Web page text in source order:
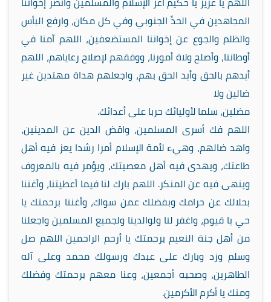
المجاهدين في الحدِّ الجنوبي وفي كل مكان، وارفع البأس
والظلم والجوع عن إخواننا المستضعفين، اللهم آمنا في
أوطاننا، وأصلح ولاة أمورنا، ووفقهم لإصلاح رعاياهم، اللهم
أيدهم بالحق وأيد الحق بهم، واجعلهم هداة مهتدين غير
ضالين ولا
مضلين، سلما لأوليائك حربا على أعدائك.
اللهم فك أسرى المسلمين، واقض الدين عن المدينين،
واهد ضالهم، وهيء لأمة الإسلام أمرا رشدا يعز فيه أهل
طاعتك، ويهدى فيه أهل معصيتك، ويؤمر فيه بالمعروف
وينهى فيه عن المنكر. اللهم بارك لنا فيما أعطيتنا، وأغننا
بحلالك عن حرامك وبفضلك عمن سواك، وأغننا برحمتك يا
حي يا قيوم، واغفر لنا ولوالدينا ولجميع المسلمين واجعلنا
من أهل جنة النعيم برحمتك يا أرحم الراحمين اللهم صل
وسلم وزد وبارك على عبدك ورسولك محمد وعلى آله
الطاهرين، وصحبه أجمعين، وعنا معهم برحمتك وفضلك
ومنك يا أكرم الأكرمين.